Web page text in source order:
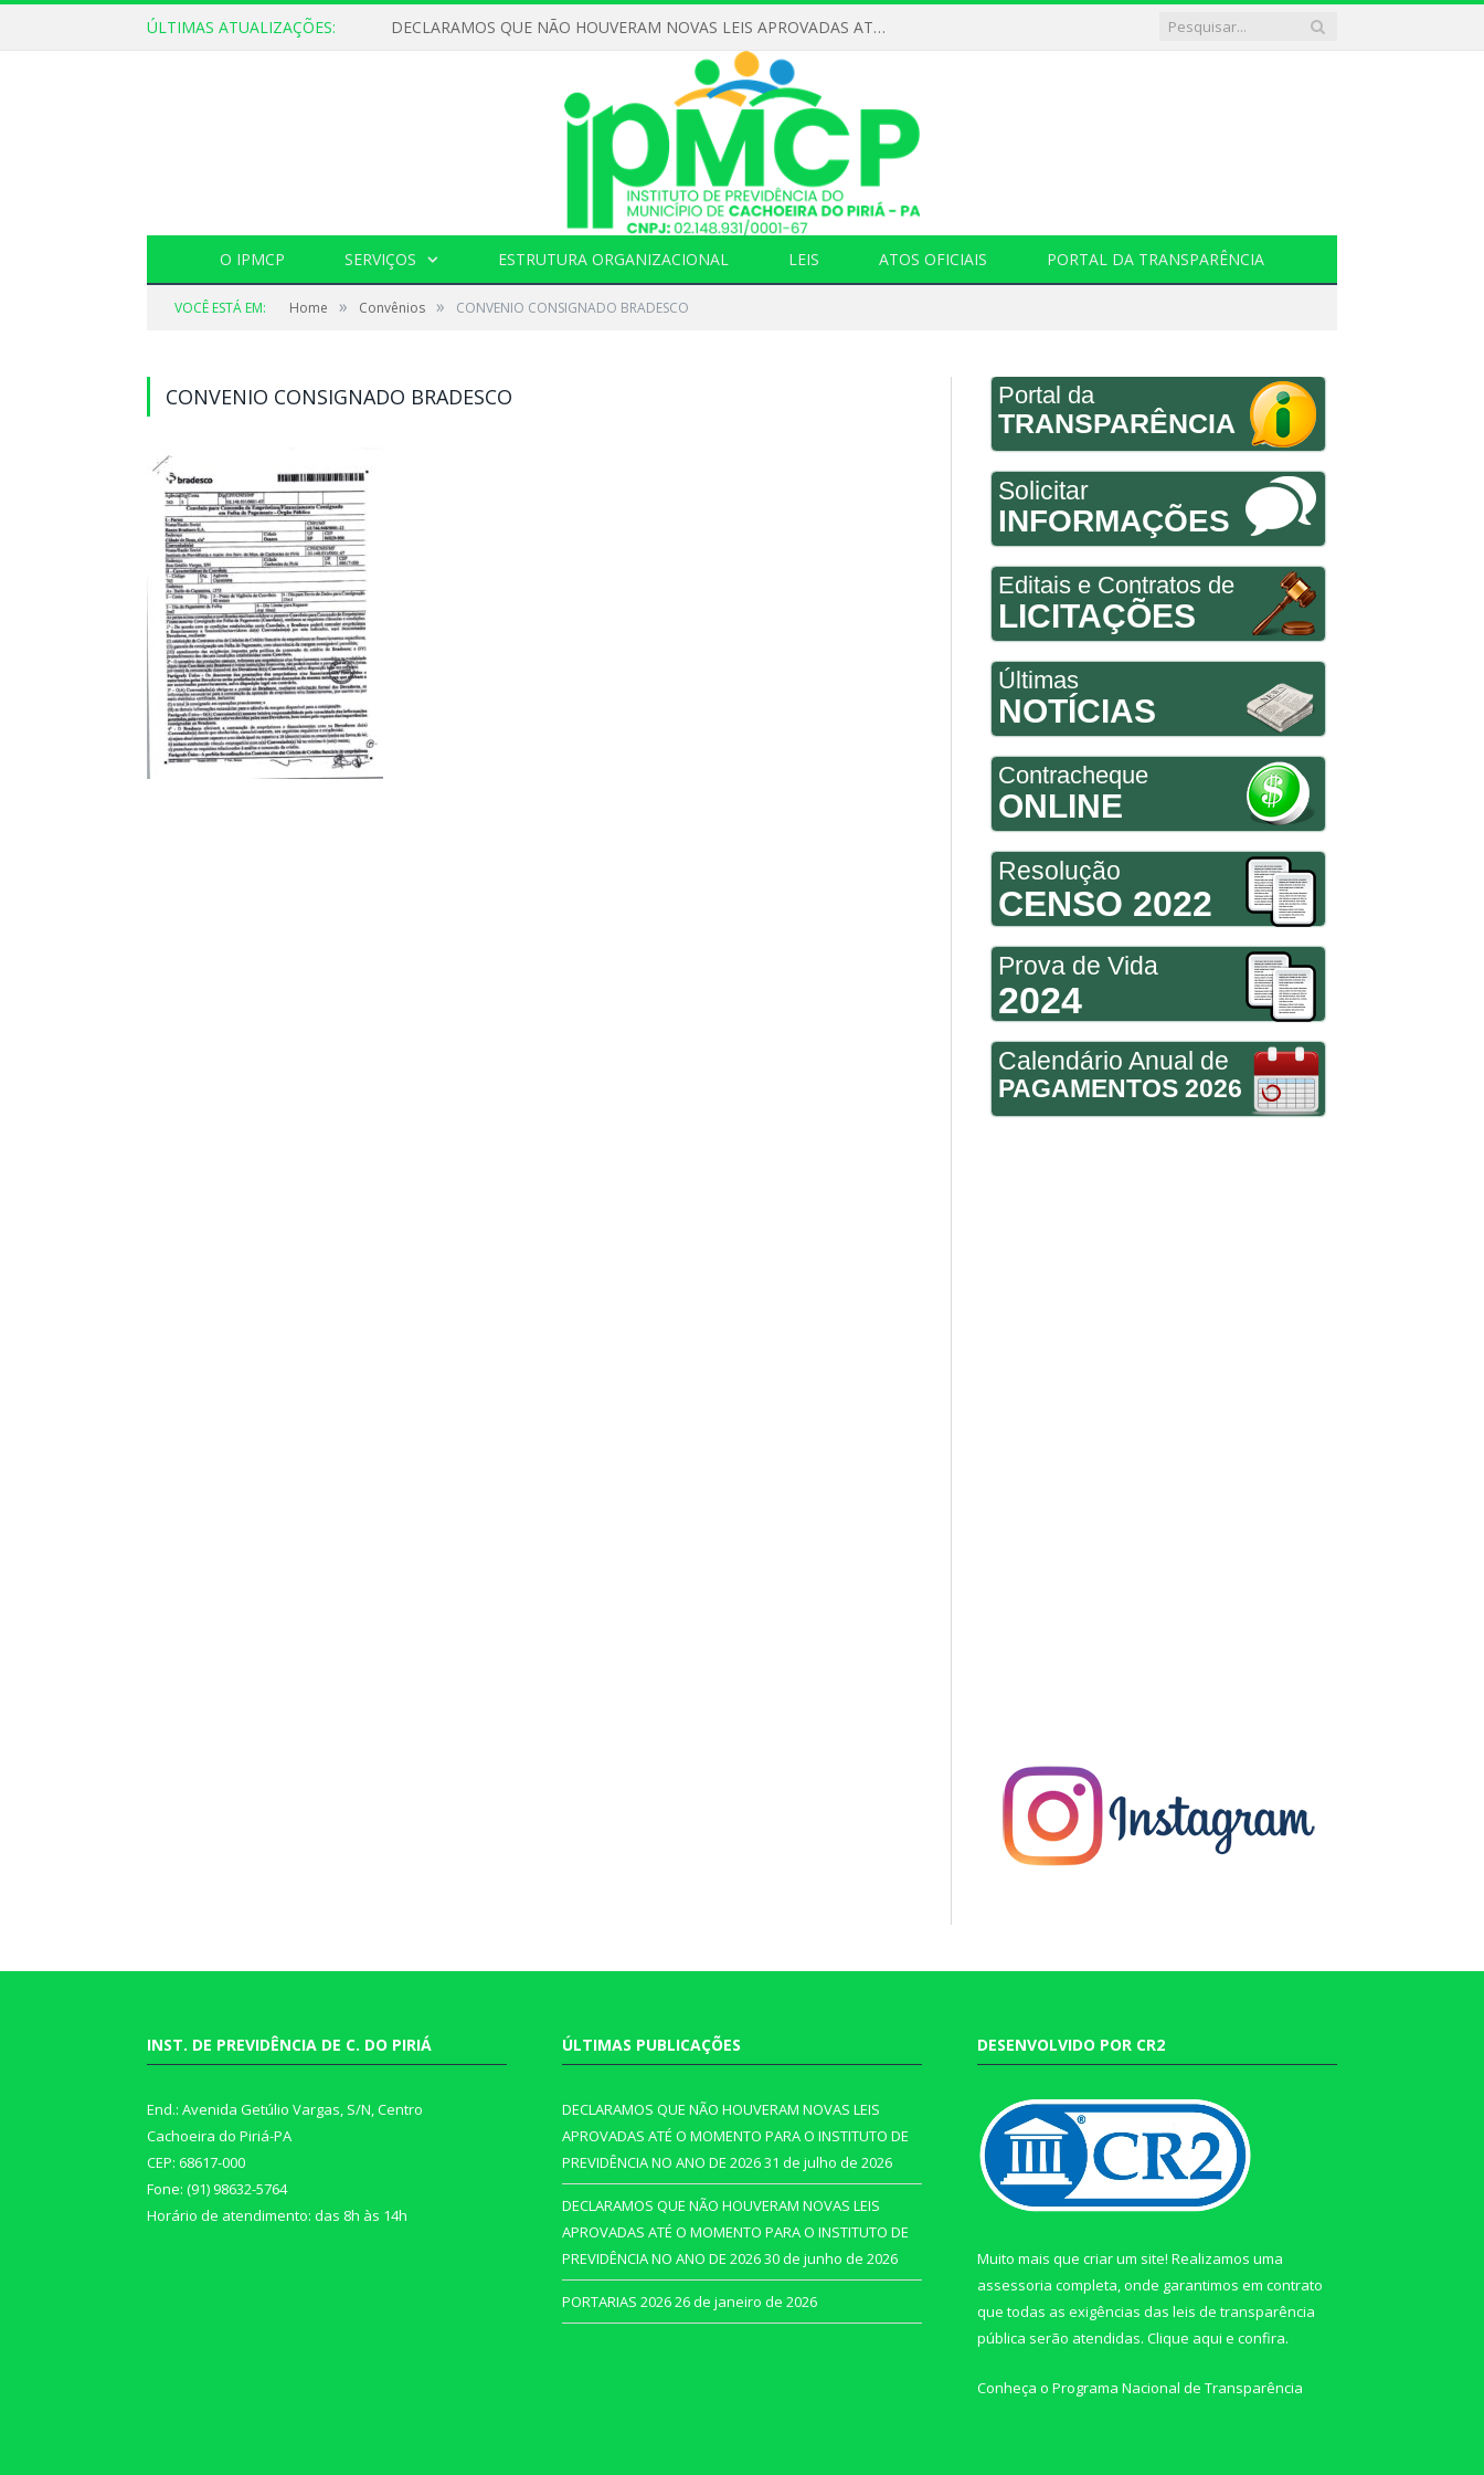
ÚLTIMAS ATUALIZAÇÕES: DECLARAMOS QUE NÃO HOUVERAM NOVAS LEIS APROVADAS ATÉ O MOMENTO PARA O INSTITUTO DE PREVIDÊNCIA NO ANO DE 2026
O IPMCP SERVIÇOS ESTRUTURA ORGANIZACIONAL LEIS ATOS OFICIAIS PORTAL DA TRANSPARÊNCIA
VOCÊ ESTÁ EM: Home » Convênios » CONVENIO CONSIGNADO BRADESCO
CONVENIO CONSIGNADO BRADESCO Portal da
TRANSPARÊNCIA
Solicitar
INFORMAÇÕES
Editais e Contratos de
LICITAÇÕES
Últimas
NOTÍCIAS
Contracheque
ONLINE
Resolução
CENSO 2022
Prova de Vida
2024
Calendário Anual de
PAGAMENTOS 2026
INST. DE PREVIDÊNCIA DE C. DO PIRIÁ
End.: Avenida Getúlio Vargas, S/N, Centro
Cachoeira do Piriá-PA
CEP: 68617-000
Fone: (91) 98632-5764
Horário de atendimento: das 8h às 14h
ÚLTIMAS PUBLICAÇÕES
DECLARAMOS QUE NÃO HOUVERAM NOVAS LEIS
APROVADAS ATÉ O MOMENTO PARA O INSTITUTO DE
PREVIDÊNCIA NO ANO DE 202631 de julho de 2026
DECLARAMOS QUE NÃO HOUVERAM NOVAS LEIS
APROVADAS ATÉ O MOMENTO PARA O INSTITUTO DE
PREVIDÊNCIA NO ANO DE 202630 de junho de 2026
PORTARIAS 202626 de janeiro de 2026
DESENVOLVIDO POR CR2
Muito mais que criar um site! Realizamos uma
assessoria completa, onde garantimos em contrato
que todas as exigências das leis de transparência
pública serão atendidas. Clique aqui e confira.
Conheça o Programa Nacional de Transparência